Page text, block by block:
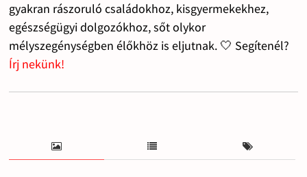
gyakran rászoruló családokhoz, kisgyermekekhez,
egészségügyi dolgozókhoz, sőt olykor
mélyszegénységben élőkhöz is eljutnak. 🤍 Segítenél?
Írj nekünk!